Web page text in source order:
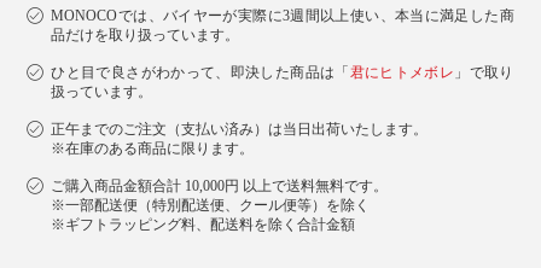
MONOCOでは、バイヤーが実際に3週間以上使い、本当に満足した商
品だけを取り扱っています。
ひと目で良さがわかって、即決した商品は「 君にヒトメボレ 」で取り
扱っています。
正午までのご注文（支払い済み）は当日出荷いたします。
※在庫のある商品に限ります。
ご購入商品金額合計 10,000円 以上で送料無料です。
※一部配送便（特別配送便、クール便等）を除く
※ギフトラッピング料、配送料を除く合計金額